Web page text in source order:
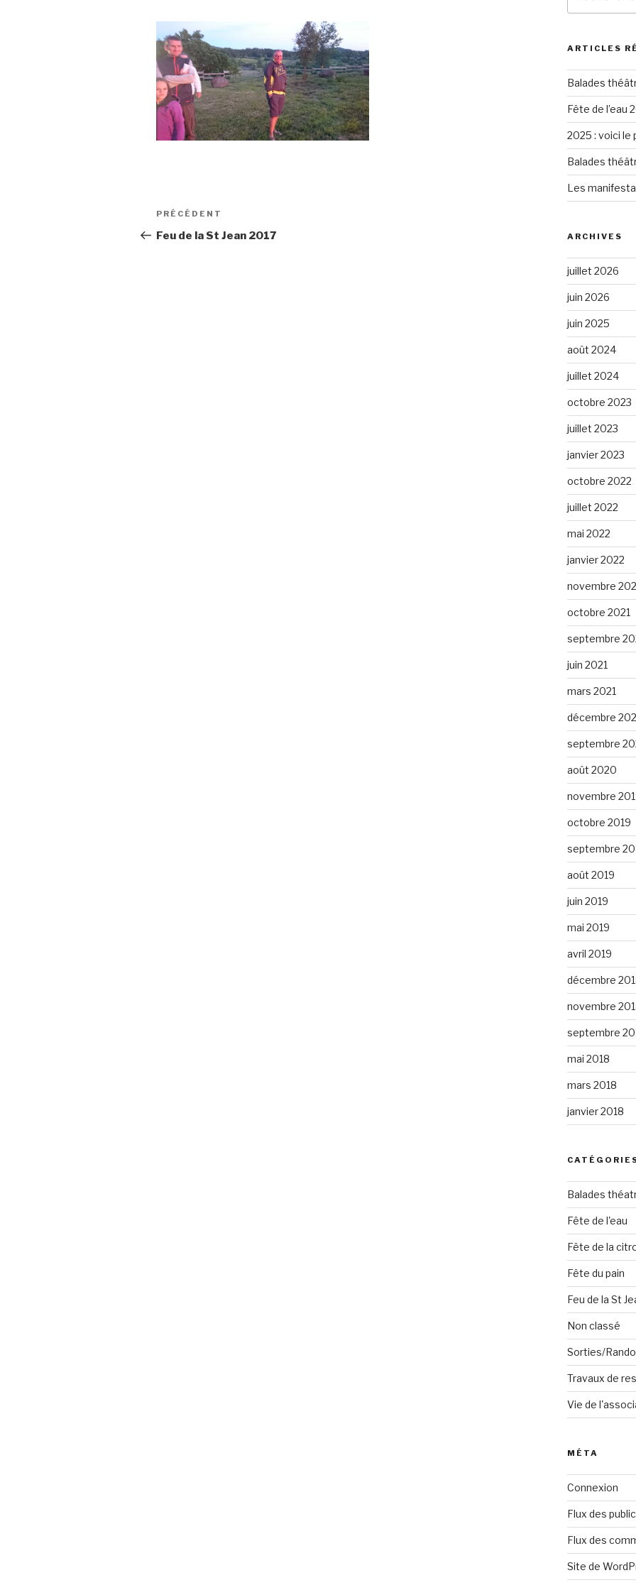
Navigation
de
Article
précédent
PRÉCÉDENT
Feu de la St Jean 2017
:
ARTICLES
Balades
Fête de l’eau
2025 : voici le
Balades
Les
ARCHIVES
juillet 2026
juin 2026
juin 2025
août 2024
juillet 2024
octobre 2023
juillet 2023
janvier 2023
octobre 2022
juillet 2022
mai 2022
janvier 2022
novembre
octobre 2021
septembre
juin 2021
mars 2021
décembre
septembre
août 2020
novembre
octobre 2019
septembre
août 2019
juin 2019
mai 2019
avril 2019
décembre
novembre
septembre
mai 2018
mars 2018
janvier 2018
Balades
Fête de l'eau
Fête de la
Fête du pain
Feu de la St
Non classé
Sorties/
Travaux de
Vie de
MÉTA
Connexion
Flux des
Flux des
Site de